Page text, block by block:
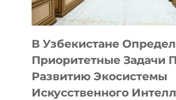
В Узбекистане
Приоритетные Задачи
Развитию Экосистемы
Искусственного